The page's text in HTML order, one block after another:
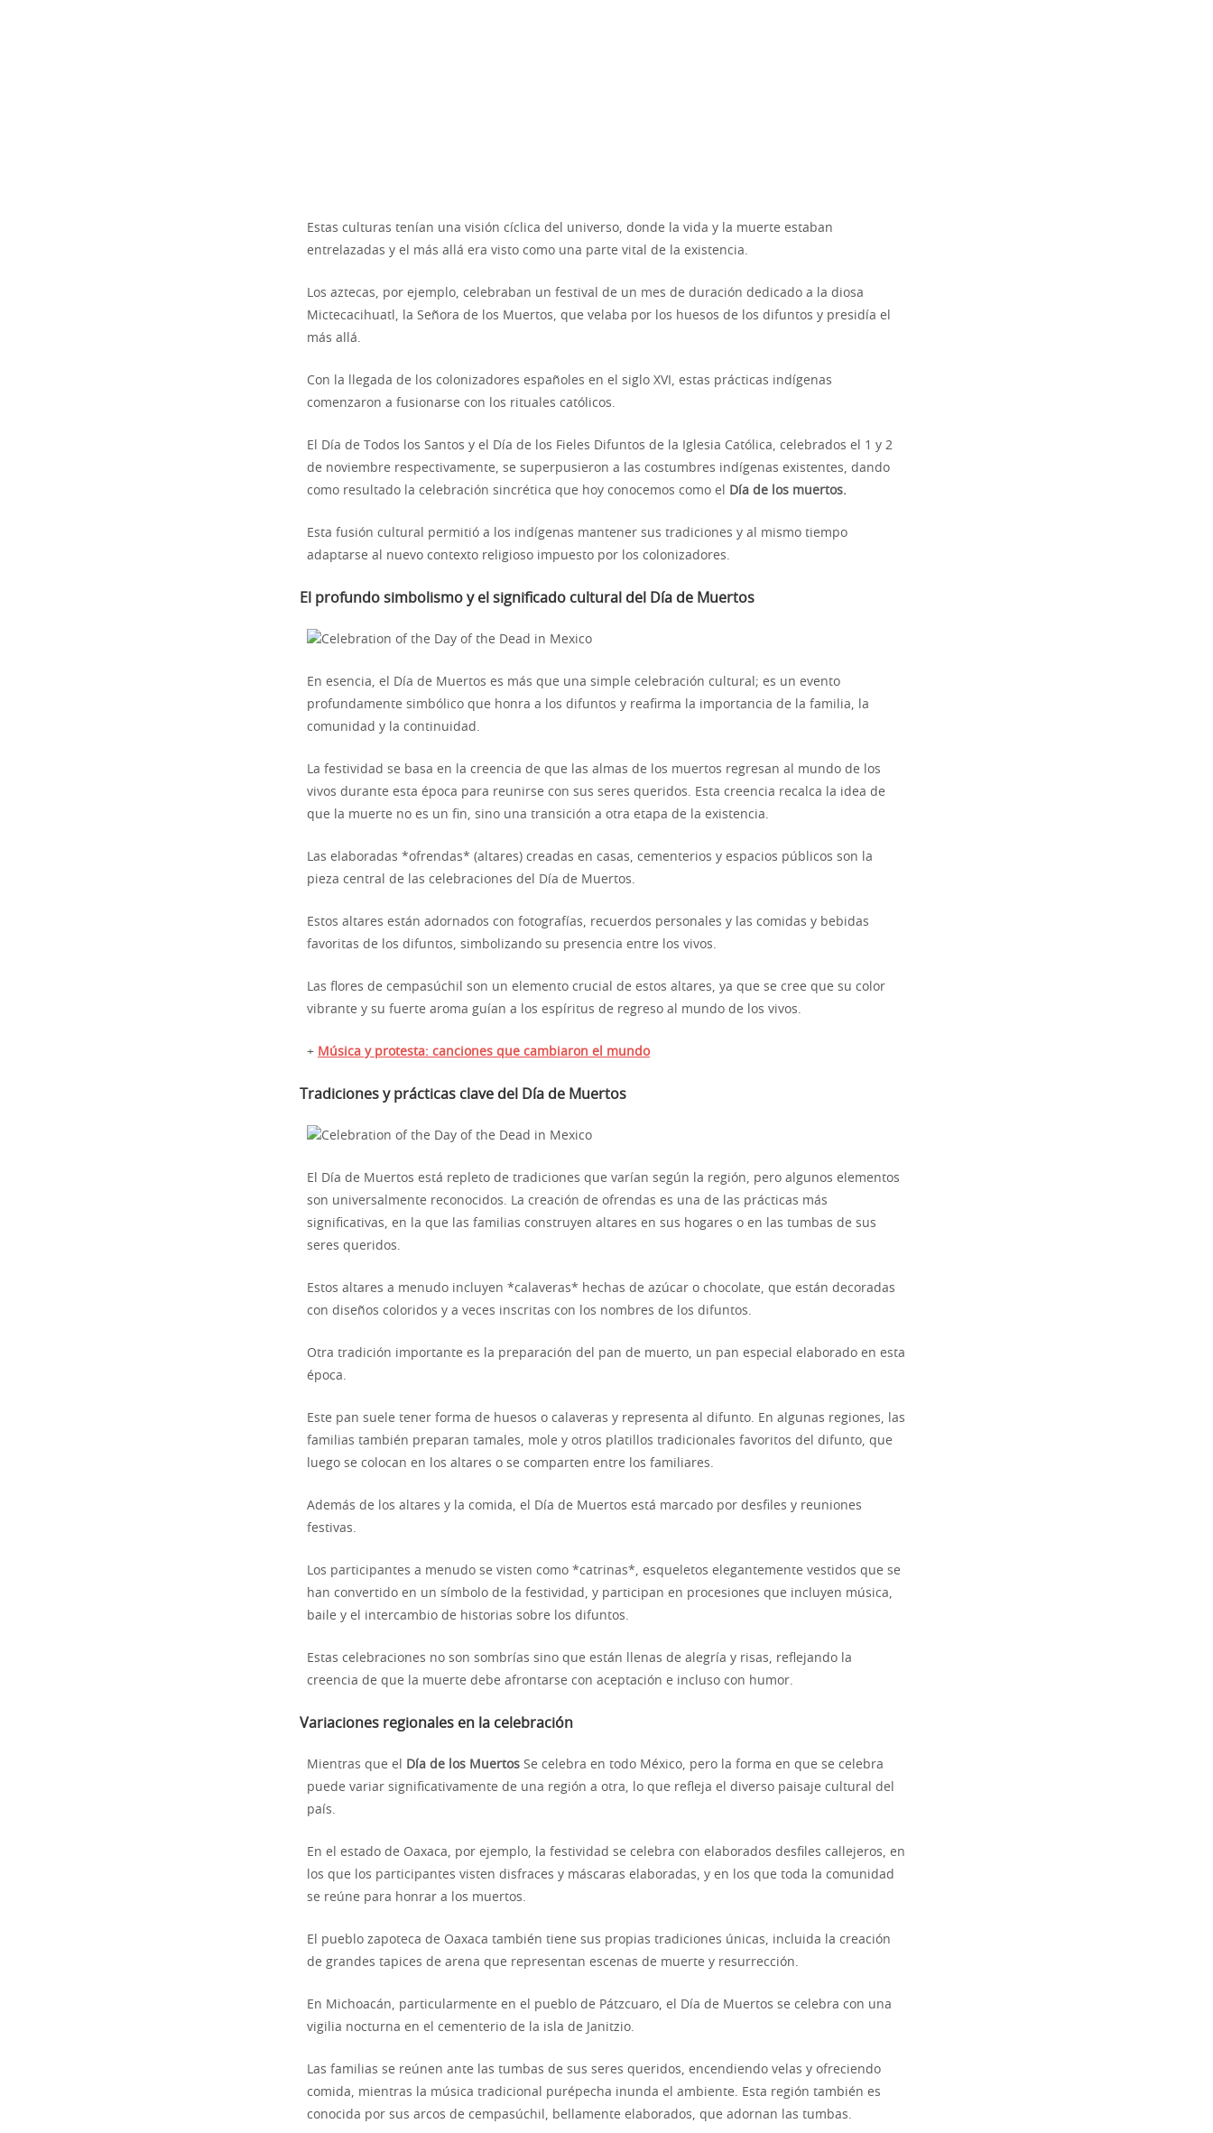
Estas culturas tenían una visión cíclica del universo, donde la vida y la muerte estaban
entrelazadas y el más allá era visto como una parte vital de la existencia.
Los aztecas, por ejemplo, celebraban un festival de un mes de duración dedicado a la diosa
Mictecacihuatl, la Señora de los Muertos, que velaba por los huesos de los difuntos y presidía el
más allá.
Con la llegada de los colonizadores españoles en el siglo XVI, estas prácticas indígenas
comenzaron a fusionarse con los rituales católicos.
El Día de Todos los Santos y el Día de los Fieles Difuntos de la Iglesia Católica, celebrados el 1 y 2
de noviembre respectivamente, se superpusieron a las costumbres indígenas existentes, dando
como resultado la celebración sincrética que hoy conocemos como el
Día de los muertos.
Esta fusión cultural permitió a los indígenas mantener sus tradiciones y al mismo tiempo
adaptarse al nuevo contexto religioso impuesto por los colonizadores.
El profundo simbolismo y el significado cultural del Día de Muertos
En esencia, el Día de Muertos es más que una simple celebración cultural; es un evento
profundamente simbólico que honra a los difuntos y reafirma la importancia de la familia, la
comunidad y la continuidad.
La festividad se basa en la creencia de que las almas de los muertos regresan al mundo de los
vivos durante esta época para reunirse con sus seres queridos. Esta creencia recalca la idea de
que la muerte no es un fin, sino una transición a otra etapa de la existencia.
Las elaboradas *ofrendas* (altares) creadas en casas, cementerios y espacios públicos son la
pieza central de las celebraciones del Día de Muertos.
Estos altares están adornados con fotografías, recuerdos personales y las comidas y bebidas
favoritas de los difuntos, simbolizando su presencia entre los vivos.
Las flores de cempasúchil son un elemento crucial de estos altares, ya que se cree que su color
vibrante y su fuerte aroma guían a los espíritus de regreso al mundo de los vivos.
+ Música y protesta: canciones que cambiaron el mundo
Tradiciones y prácticas clave del Día de Muertos
El Día de Muertos está repleto de tradiciones que varían según la región, pero algunos elementos
son universalmente reconocidos. La creación de ofrendas es una de las prácticas más
significativas, en la que las familias construyen altares en sus hogares o en las tumbas de sus
seres queridos.
Estos altares a menudo incluyen *calaveras* hechas de azúcar o chocolate, que están decoradas
con diseños coloridos y a veces inscritas con los nombres de los difuntos.
Otra tradición importante es la preparación del pan de muerto, un pan especial elaborado en esta
época.
Este pan suele tener forma de huesos o calaveras y representa al difunto. En algunas regiones, las
familias también preparan tamales, mole y otros platillos tradicionales favoritos del difunto, que
luego se colocan en los altares o se comparten entre los familiares.
Además de los altares y la comida, el Día de Muertos está marcado por desfiles y reuniones
festivas.
Los participantes a menudo se visten como *catrinas*, esqueletos elegantemente vestidos que se
han convertido en un símbolo de la festividad, y participan en procesiones que incluyen música,
baile y el intercambio de historias sobre los difuntos.
Estas celebraciones no son sombrías sino que están llenas de alegría y risas, reflejando la
creencia de que la muerte debe afrontarse con aceptación e incluso con humor.
Variaciones regionales en la celebración
Mientras que el Día de los Muertos Se celebra en todo México, pero la forma en que se celebra
puede variar significativamente de una región a otra, lo que refleja el diverso paisaje cultural del
país.
En el estado de Oaxaca, por ejemplo, la festividad se celebra con elaborados desfiles callejeros, en
los que los participantes visten disfraces y máscaras elaboradas, y en los que toda la comunidad
se reúne para honrar a los muertos.
El pueblo zapoteca de Oaxaca también tiene sus propias tradiciones únicas, incluida la creación
de grandes tapices de arena que representan escenas de muerte y resurrección.
En Michoacán, particularmente en el pueblo de Pátzcuaro, el Día de Muertos se celebra con una
vigilia nocturna en el cementerio de la isla de Janitzio.
Las familias se reúnen ante las tumbas de sus seres queridos, encendiendo velas y ofreciendo
comida, mientras la música tradicional purépecha inunda el ambiente. Esta región también es
conocida por sus arcos de cempasúchil, bellamente elaborados, que adornan las tumbas.